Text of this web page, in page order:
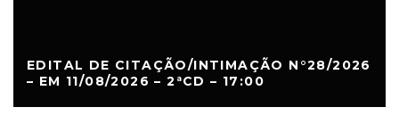
EDITAL DE CITAÇÃO/INTIMAÇÃO N°28/2026
– EM 11/08/2026 – 2ªCD – 17:00